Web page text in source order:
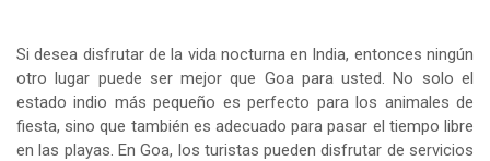
Si desea disfrutar de la vida nocturna en India, entonces ningún
otro lugar puede ser mejor que Goa para usted. No solo el
estado indio más pequeño es perfecto para los animales de
fiesta, sino que también es adecuado para pasar el tiempo libre
en las playas. En Goa, los turistas pueden disfrutar de servicios